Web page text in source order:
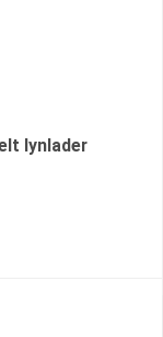
lynlader